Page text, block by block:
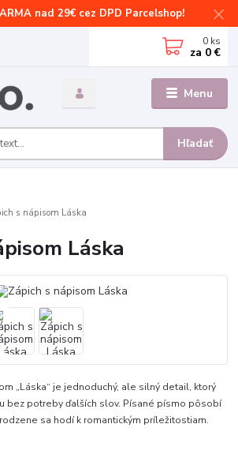
nad 29€ cez DPD Parcelshop!
Menu
Hľadať
0 ks
za 0 €
s nápisom Láska
Láska
„Láska“ je jednoduchý, ale silný detail, ktorý
bez potreby ďalších slov. Písané písmo pôsobí
sa hodí k romantickým príležitostiam.